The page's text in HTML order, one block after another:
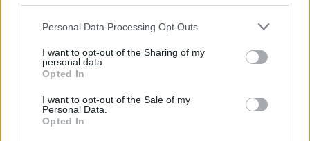
Personal Data Processing Opt Outs
I want to opt-out of the Sharing of my
personal data.
Opted In
I want to opt-out of the Sale of my
Personal Data.
Opted In
αποδείχθηκαν γλυπτά από γκαλερί του Βερολίνου.
Ως μανιώδης καπνιστής σε όλη του τη ζωή, κατά την
πανδημία
αναπτύξει ανοσία στον κορωνοϊό, επικαλούμενος
μελέτη από την Κίνα σε επιστολή του στη